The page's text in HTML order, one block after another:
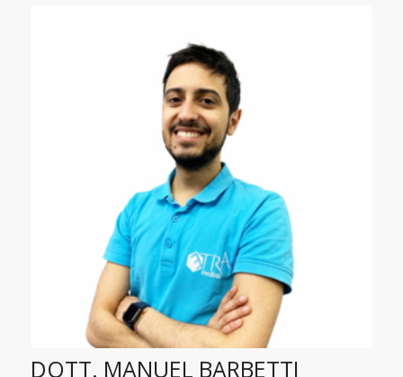
DOTT. MANUEL BARBETTI